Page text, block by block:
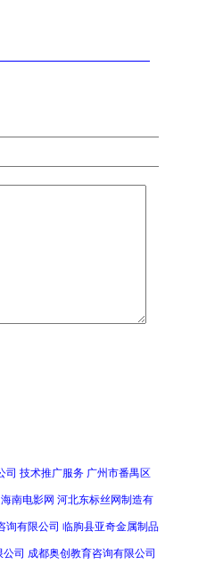
司 技术推广服务 广州市番禺区
海南电影网 河北东标丝网制造有
询有限公司 临朐县亚奇金属制品
司 成都奥创教育咨询有限公司